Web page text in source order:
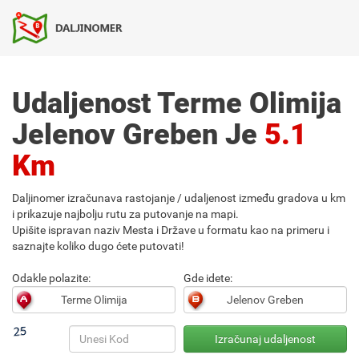
Udaljenost Terme Olimija
Jelenov Greben Je 5.1
Km
Daljinomer izračunava rastojanje / udaljenost između gradova u km
i prikazuje najbolju rutu za putovanje na mapi.
Upišite ispravan naziv Mesta i Države u formatu kao na primeru i
saznajte koliko dugo ćete putovati!
Odakle polazite: Gde idete: